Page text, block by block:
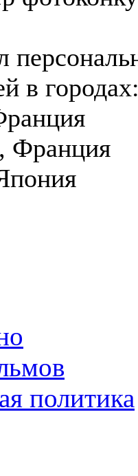
в
Франция
политика